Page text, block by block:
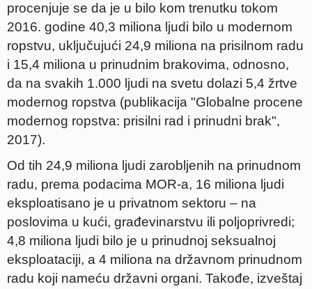
procenjuje se da je u bilo kom trenutku tokom
2016. godine 40,3 miliona ljudi bilo u modernom
ropstvu, uključujući 24,9 miliona na prisilnom radu
i 15,4 miliona u prinudnim brakovima, odnosno,
da na svakih 1.000 ljudi na svetu dolazi 5,4 žrtve
modernog ropstva (publikacija "Globalne procene
modernog ropstva: prisilni rad i prinudni brak",
2017).
Od tih 24,9 miliona ljudi zarobljenih na prinudnom
radu, prema podacima MOR-a, 16 miliona ljudi
eksploatisano je u privatnom sektoru – na
poslovima u kući, građevinarstvu ili poljoprivredi;
4,8 miliona ljudi bilo je u prinudnoj seksualnoj
eksploataciji, a 4 miliona na državnom prinudnom
radu koji nameću državni organi. Takođe, izveštaj